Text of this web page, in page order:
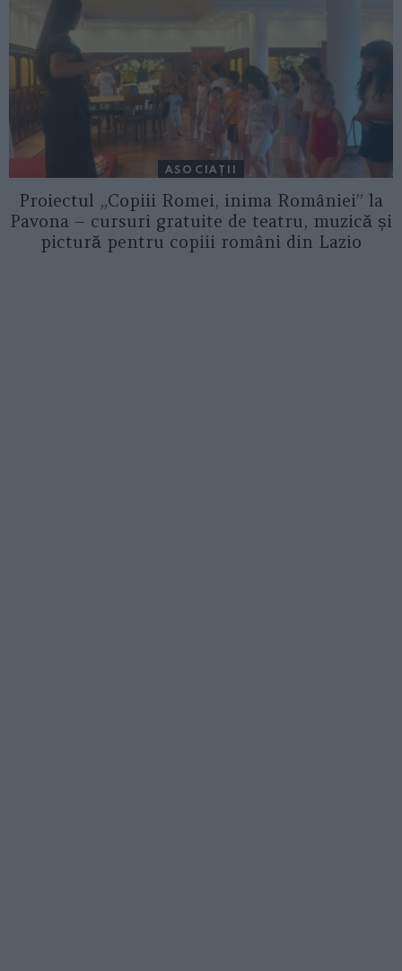
ASOCIAŢII
Proiectul „Copiii Romei, inima României” la
Pavona – cursuri gratuite de teatru, muzică și
pictură pentru copiii români din Lazio